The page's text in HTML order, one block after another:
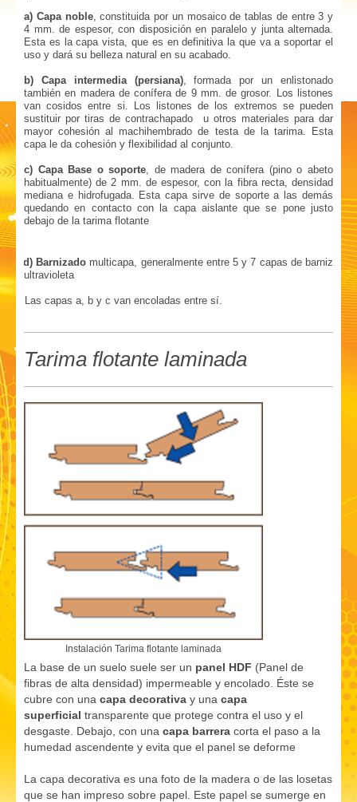
a) Capa noble, constituida por un mosaico de tablas de entre 3 y
4 mm. de espesor, con disposición en paralelo y junta alternada.
Esta es la capa vista, que es en definitiva la que va a soportar el
uso y dará su belleza natural en su acabado.
b) Capa intermedia (persiana), formada por un enlistonado
también en madera de conífera de 9 mm. de grosor. Los listones
van cosidos entre si. Los listones de los extremos se pueden
sustituir por tiras de contrachapado u otros materiales para dar
mayor cohesión al machihembrado de testa de la tarima. Esta
capa le da cohesión y flexibilidad al conjunto.
c) Capa Base o soporte , de madera de conífera (pino o abeto
habitualmente) de 2 mm. de espesor, con la fibra recta, densidad
mediana e hidrofugada. Esta capa sirve de soporte a las demás
quedando en contacto con la capa aislante que se pone justo
debajo de la tarima flotante
d) Barnizado multicapa, generalmente entre 5 y 7 capas de barniz
ultravioleta
Las Las capas a, b y c van encoladas entre sí.
Tarima flotante laminada
Instalación Tarima flotante laminada
La base de un suelo suele ser un panel HDF (Panel de
fibras de alta densidad) impermeable y encolado. Éste se
cubre con una capa decorativa y una capa
superficial transparente que protege contra el uso y el
desgaste. Debajo, con una capa barrera corta el paso a la
humedad ascendente y evita que el panel se deforme
La capa decorativa es una foto de la madera o de las losetas
que se han impreso sobre papel. Este papel se sumerge en